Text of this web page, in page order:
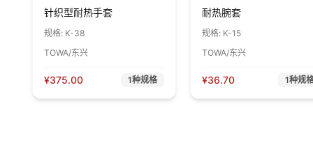
针织型耐热手套
规格: K-38
TOWA/东兴
¥375.00 1种规格
耐热腕套
规格: K-15
TOWA/东兴
¥36.70 1种规